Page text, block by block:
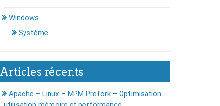
Windows
Système
Articles récents
Apache – Linux – MPM Prefork – Optimisation